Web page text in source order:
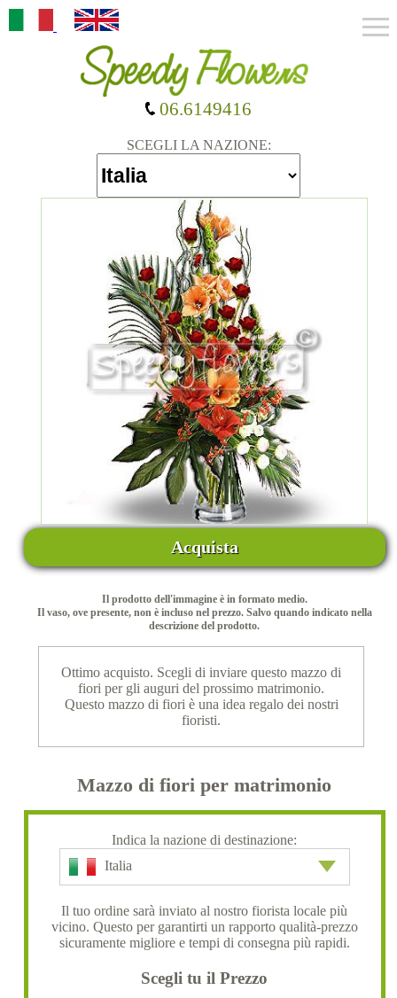
SCEGLI LA NAZIONE:
06.6149416
Acquista
Il prodotto dell'immagine è in formato medio.
Il vaso, ove presente, non è incluso nel prezzo. Salvo quando indicato nella
descrizione del prodotto.
Ottimo acquisto. Scegli di inviare questo mazzo di
fiori per gli auguri del prossimo matrimonio.
Questo mazzo di fiori è una idea regalo dei nostri
fioristi.
Mazzo di fiori per matrimonio
Indica la nazione di destinazione:
Italia
Il tuo ordine sarà inviato al nostro fiorista locale più
vicino. Questo per garantirti un rapporto qualità-prezzo
sicuramente migliore e tempi di consegna più rapidi.
Scegli tu il Prezzo